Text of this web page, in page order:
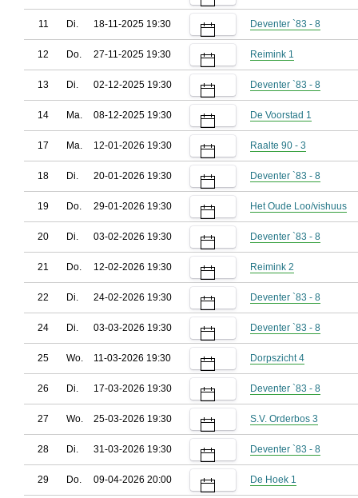
11 Di. 18-11-2025 19:30 Deventer `83 - 8
12 Do. 27-11-2025 19:30 Reimink 1
13 Di. 02-12-2025 19:30 Deventer `83 - 8
14 Ma. 08-12-2025 19:30 De Voorstad 1
17 Ma. 12-01-2026 19:30 Raalte 90 - 3
18 Di. 20-01-2026 19:30 Deventer `83 - 8
19 Do. 29-01-2026 19:30 Het Oude Loo/vishuus
20 Di. 03-02-2026 19:30 Deventer `83 - 8
21 Do. 12-02-2026 19:30 Reimink 2
22 Di. 24-02-2026 19:30 Deventer `83 - 8
24 Di. 03-03-2026 19:30 Deventer `83 - 8
25 Wo. 11-03-2026 19:30 Dorpszicht 4
26 Di. 17-03-2026 19:30 Deventer `83 - 8
27 Wo. 25-03-2026 19:30 S.V. Orderbos 3
28 Di. 31-03-2026 19:30 Deventer `83 - 8
29 Do. 09-04-2026 20:00 De Hoek 1